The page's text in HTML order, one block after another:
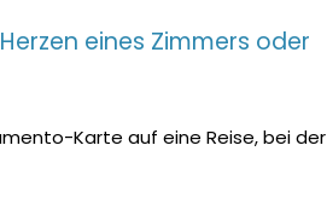
eines Zimmers oder
Karte auf eine Reise, bei der